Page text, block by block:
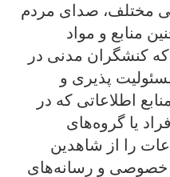
مختلف، صدای مردم
منابع و مواد
کنشگران مدنی در
پذیری و
اطلاعاتی که در
یا گروه‌های
را از شاهدین
خصوصی و رسانه‌های